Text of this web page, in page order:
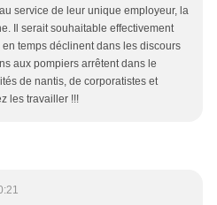
service de leur unique employeur, la
Il serait souhaitable effectivement
temps déclinent dans les discours
aux pompiers arrêtent dans le
de nantis, de corporatistes et
les travailler !!!